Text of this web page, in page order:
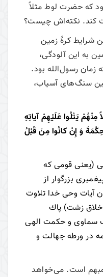
که حضرت لوط مثلاً
کند. نکته‌اش چیست؟
شرایط کرۀ زمین
به این آلودگی،
زمان رسول‌الله بود.
سنگ‌های آسیاب،
يَتْلُوا عَلَيْهِمْ آياتِهِ
وَ إِنْ كانُوا مِنْ قَبْلُ
(يعنى قومى كه
بزرگوار از
آيات وحى خدا تلاوت
زشت) پاك
سماوى و حكمت الهى
در ورطه جهالت و
است. می‌‌خواهد